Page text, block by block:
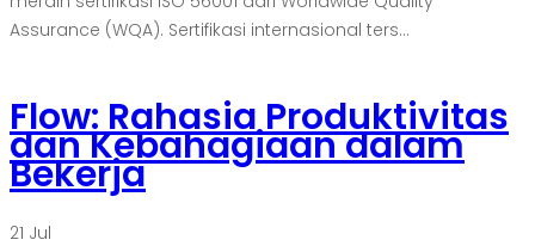
Assurance (WQA). Sertifikasi internasional ters...
Flow: Rahasia Produktivitas
dan Kebahagiaan dalam
Bekerja
21 Jul